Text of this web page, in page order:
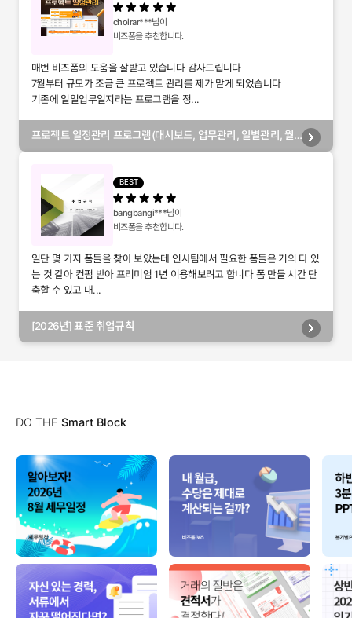
choirar***님이
비즈폼을 추천합니다.
매번 비즈폼의 도움을 잘받고 있습니다 감사드립니다
7월부터 규모가 조금 큰 프로젝트 관리를 제가 맡게 되었습니다
기존에 일일업무일지라는 프로그램을 정...
프로젝트 일정관리 프로그램(대시보드, 업무관리, 일별관리, 월
BEST
bangbangi***님이
비즈폼을 추천합니다.
일단 몇 가지 폼들을 찾아 보았는데 인사팀에서 필요한 폼들은 거의 다 있
는 것 같아 컨펌 받아 프리미엄 1년 이용해보려고 합니다 폼 만들 시간 단
축할 수 있고 내...
[2026년] 표준 취업규칙
DO THE Smart Block